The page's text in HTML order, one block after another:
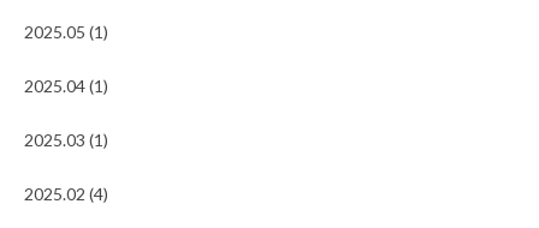
2025.05 (1)
2025.04 (1)
2025.03 (1)
2025.02 (4)